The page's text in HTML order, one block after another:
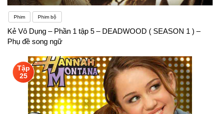
Phim Phim bộ
Kẻ Vô Dụng – Phần 1 tập 5 – DEADWOOD ( SEASON 1 ) –
Phụ đề song ngữ
Tập
25